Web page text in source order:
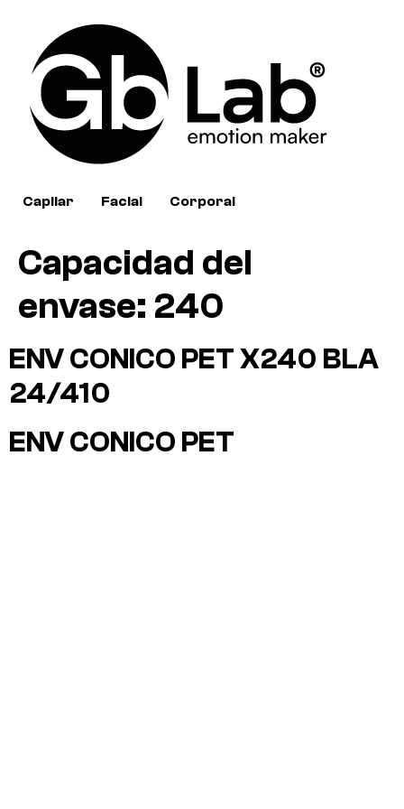
Capilar Facial Corporal
Capacidad del
envase: 240
ENV CONICO PET X240 BLA
24/410
ENV CONICO PET